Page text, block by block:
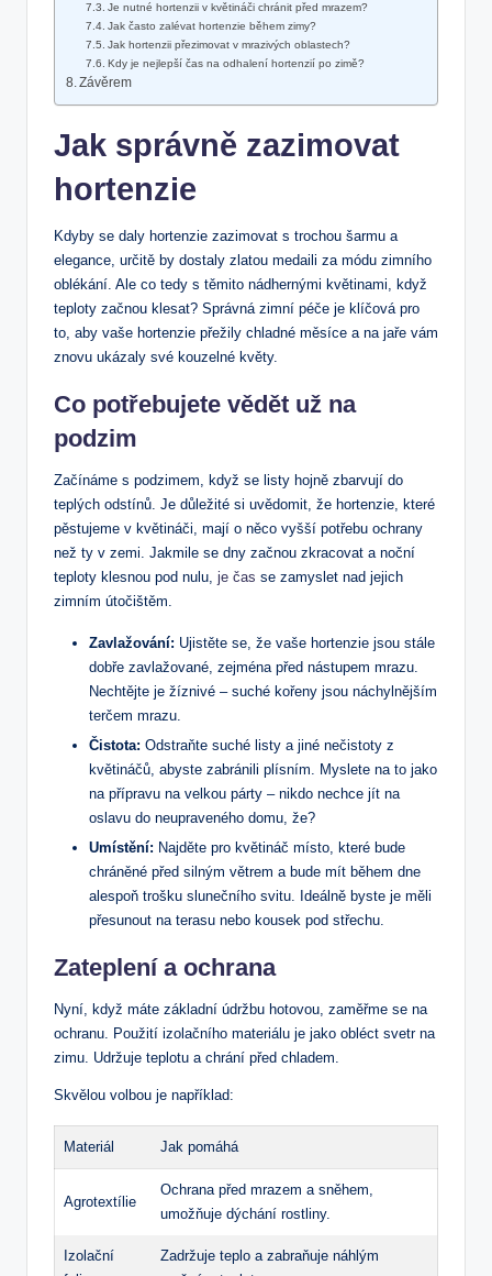
Je nutné ⁣hortenzii ⁢v květináči chránit před ‌mrazem?
Jak⁣ často zalévat hortenzie během zimy?
Jak hortenzii přezimovat v mrazivých oblastech?
Kdy⁣ je ⁣nejlepší čas na odhalení hortenzií⁢ po zimě?
Závěrem
Jak správně zazimovat
hortenzie
Kdyby se daly hortenzie zazimovat s trochou šarmu a
elegance, ⁢určitě by dostaly zlatou medaili za módu zimního⁤
oblékání. Ale co tedy s​ těmito nádhernými květinami,⁣ když
teploty začnou klesat? ​Správná zimní péče⁢ je klíčová pro
to, ‍aby ⁣vaše hortenzie přežily⁤ chladné měsíce ‌a na jaře vám
znovu ⁣ukázaly své kouzelné květy.
Co potřebujete vědět už na
podzim
Začínáme s⁣ podzimem, ‌když se listy hojně zbarvují do
teplých‍ odstínů. Je důležité si⁣ uvědomit,⁣ že hortenzie,‍ které
pěstujeme⁤ v⁢ květináči, mají o něco vyšší potřebu ochrany
než ty‌ v⁢ zemi. Jakmile se dny začnou‌ zkracovat a noční
‌teploty klesnou‌ pod nulu, je čas ⁣ se⁢ zamyslet⁣ nad jejich
zimním ​útočištěm.
Zavlažování: Ujistěte se, že vaše hortenzie jsou stále
⁢dobře zavlažované, zejména před‍ nástupem mrazu.
Nechtějte ‌je ​žíznivé – suché⁤ kořeny jsou náchylnějším⁤
terčem mrazu.
Čistota: Odstraňte suché listy​ a jiné nečistoty z
květináčů, abyste zabránili plísním. ⁣Myslete ​na ⁢to jako
na přípravu na velkou‌ párty – nikdo nechce jít na
oslavu do‌ neupraveného domu, že?
Umístění: Najděte‍ pro ​květináč místo,⁤ které ​bude
chráněné⁢ před⁤ silným větrem a bude⁢ mít během dne
alespoň trošku‌ slunečního svitu. Ideálně byste je ⁤měli
přesunout na terasu nebo kousek ⁣pod ⁢střechu.
Zateplení a⁤ ochrana
Nyní,⁣ když máte ⁤základní údržbu hotovou, zaměřme se na
ochranu. Použití izolačního materiálu je jako obléct svetr na
zimu. Udržuje teplotu a chrání před chladem.
Skvělou volbou ​je například:
Materiál Jak pomáhá
Agrotextílie
Ochrana před ⁤mrazem a sněhem,
umožňuje dýchání ⁣rostliny.
Izolační‍
Zadržuje​ teplo ⁤a ⁣zabraňuje náhlým